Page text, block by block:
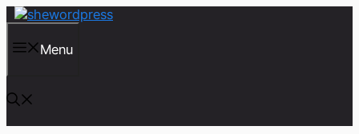
컨
츠
건
너
뛰
기
Menu